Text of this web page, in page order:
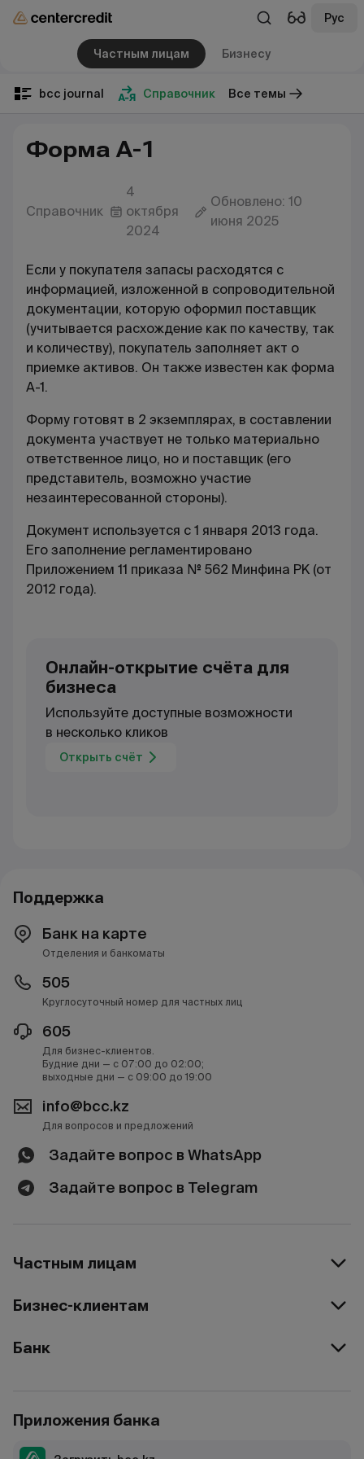
Рус
Частным лицам Бизнесу
bcc journal Справочник Все темы
Форма А-1
Справочник
4
октября
2024
Обновлено: 10
июня 2025
Если у покупателя запасы расходятся с
информацией, изложенной в сопроводительной
документации, которую оформил поставщик
(учитывается расхождение как по качеству, так
и количеству), покупатель заполняет акт о
приемке активов. Он также известен как форма
А-1.
Форму готовят в 2 экземплярах, в составлении
документа участвует не только материально
ответственное лицо, но и поставщик (его
представитель, возможно участие
незаинтересованной стороны).
Документ используется с 1 января 2013 года.
Его заполнение регламентировано
Приложением 11 приказа № 562 Минфина РК (от
2012 года).
Онлайн-открытие счёта для
бизнеса
Используйте доступные возможности
в несколько кликов
Открыть счёт
Поддержка
Банк на карте
Отделения и банкоматы
505
Круглосуточный номер для частных лиц
605
Для бизнес-клиентов.
Будние дни — с 07:00 до 02:00;
выходные дни — с 09:00 до 19:00
info@bcc.kz
Для вопросов и предложений
Задайте вопрос в WhatsApp
Задайте вопрос в Telegram
Частным лицам
Бизнес-клиентам
Банк
Приложения банка